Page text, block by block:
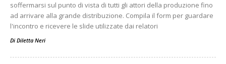
soffermarsi sul punto di vista di tutti gli attori della produzione fino
ad arrivare alla grande distribuzione. Compila il form per guardare
l'incontro e ricevere le slide utilizzate dai relatori
Di Diletta Neri